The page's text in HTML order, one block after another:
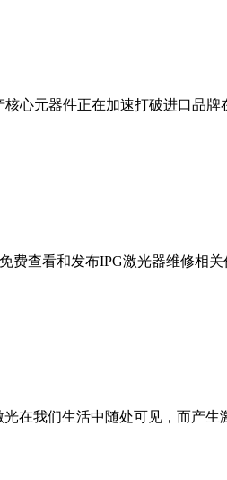
心元器件正在加速打破进口品
查看和发布IPG激光器维修相
在我们生活中随处可见，而产